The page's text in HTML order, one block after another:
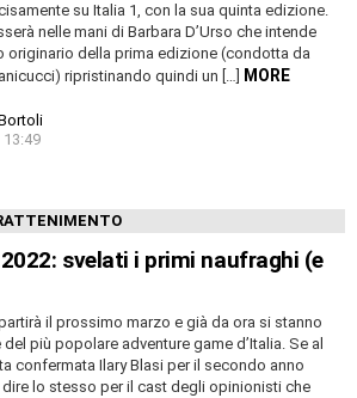
su Italia 1, con la sua quinta edizione.
nelle mani di Barbara D’Urso che intende
originario della prima edizione (condotta da
ripristinando quindi un […]
MORE
13:49
svelati i primi naufraghi (e
il prossimo marzo e già da ora si stanno
più popolare adventure game d’Italia. Se al
confermata Ilary Blasi per il secondo anno
lo stesso per il cast degli opinionisti che